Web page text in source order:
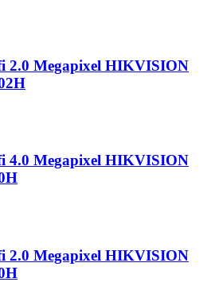
2.0 Megapixel HIKVISION
4.0 Megapixel HIKVISION
2.0 Megapixel HIKVISION